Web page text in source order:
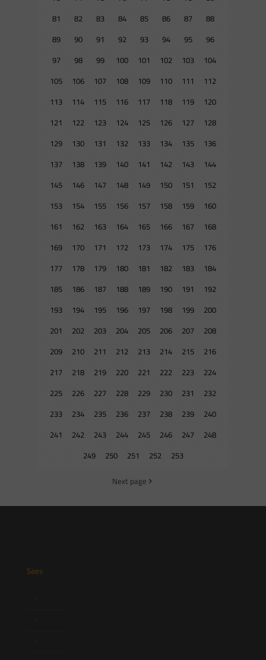
81
82 83 84 85 86 87
88
89
90 91 92 93 94 95
96
97
98 99 100 101 102 103
104
105
106 107 108 109 110 111
112
113
114 115 116 117 118 119
120
121
122 123 124 125 126 127
128
129
130 131 132 133 134 135
136
137
138 139 140 141 142 143
144
145
146 147 148 149 150 151
152
153
154 155 156 157 158 159
160
161
162 163 164 165 166 167
168
169
170 171 172 173 174 175
176
177
178 179 180 181 182 183
184
185
186 187 188 189 190 191
192
193
194 195 196 197 198 199
200
201
202 203 204 205 206 207
208
209
210 211 212 213 214 215
216
217
218 219 220 221 222 223
224
225
226 227 228 229 230 231
232
233
234 235 236 237 238 239
240
241
242 243 244 245 246 247
248
249
250 251 252 253
Next page
Saes